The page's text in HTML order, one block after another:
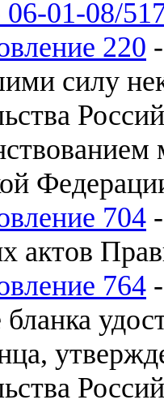
01-08/
220
силу
704
актов
764
бланка